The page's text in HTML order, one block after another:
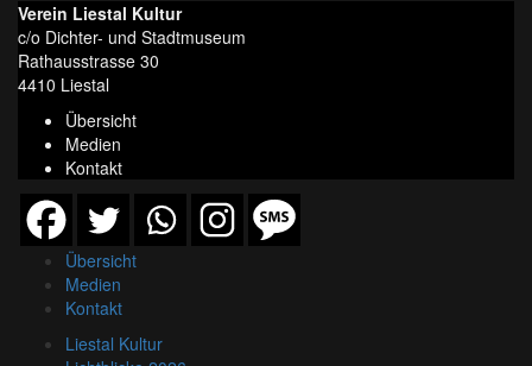
Verein Liestal Kultur
c/o Dichter- und Stadtmuseum
Rathausstrasse 30
4410 Liestal
Übersicht
Medien
Kontakt
Übersicht
Medien
Kontakt
Liestal Kultur